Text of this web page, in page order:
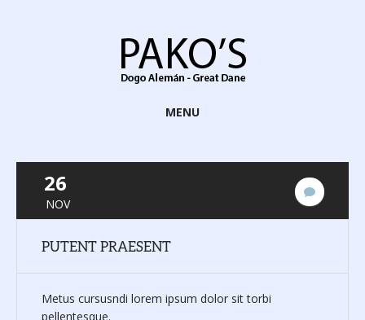
MENU
26
NOV
PUTENT PRAESENT
Metus cursusndi lorem ipsum dolor sit torbi
pellentesque.